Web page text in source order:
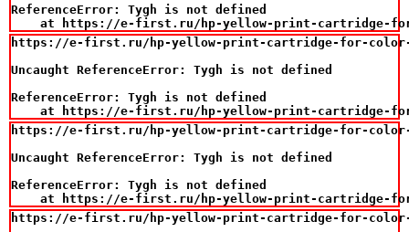
ReferenceError: Tygh is not defined
at https://e-first.ru/hp-yellow-print-cartridge-
https://e-first.ru/hp-yellow-print-cartridge-for-color-
Uncaught ReferenceError: Tygh is not defined
ReferenceError: Tygh is not defined
at https://e-first.ru/hp-yellow-print-cartridge-
https://e-first.ru/hp-yellow-print-cartridge-for-color-
Uncaught ReferenceError: Tygh is not defined
ReferenceError: Tygh is not defined
at https://e-first.ru/hp-yellow-print-cartridge-
https://e-first.ru/hp-yellow-print-cartridge-for-color-